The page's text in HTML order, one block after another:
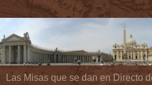
Las Misas que se dan en Directo